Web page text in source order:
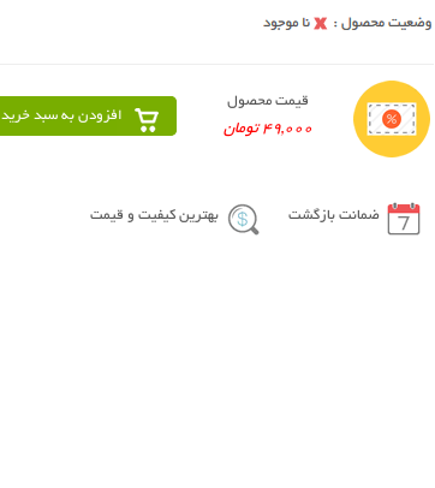
قیمت محصول
49,000 تومان
افزودن به سبد خرید
ضمانت بازگشت بهترین کیفیت و قیمت